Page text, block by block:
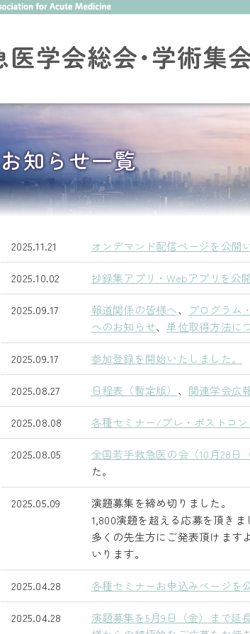
お知らせ一覧
2025.11.21 オンデマンド配信ページを公開
2025.10.02 抄録集アプリ・Webアプリを公
2025.09.17 報道関係の皆様へ、 プログラム
へのお知らせ、単位取得方法に
2025.09.17 参加登録を開始いたしました。
2025.08.27 日程表（暫定版） 、 関連学会広
2025.08.08 各種セミナー/プレ・ポストコ
2025.08.05 全国若手救急医の会（10月28日（
た。
2025.05.09
演題募集を締め切りました。
1,800演題を超える応募を頂きま
多くの先生方にご発表頂けます
いります。
2025.04.28 各種セミナーお申込みページを
2025.04.28
演題募集を5月9日（金）まで延